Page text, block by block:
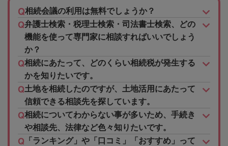
相続会議の利用は無料でしょうか？
弁護士検索・税理士検索・司法書士検索、どの
機能を使って専門家に相談すればいいでしょう
か？
相続にあたって、どのくらい相続税が発生する
かを知りたいです。
土地を相続したのですが、土地活用にあたって
信頼できる相談先を探しています。
相続についてわからない事が多いため、手続き
や相談先、法律など色々知りたいです。
「ランキング」や「口コミ」「おすすめ」って